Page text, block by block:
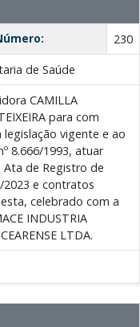
230
de Saúde
CAMILLA
para com
legislação vigente e ao
8.666/1993, atuar
Ata de Registro de
2023 e contratos
celebrado com a
INDUSTRIA
LTDA.